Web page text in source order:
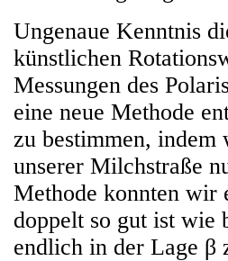
Ungenaue Kenntnis
künstlichen
Messungen des
eine neue Methode
zu bestimmen,
unserer Milchstraße
Methode konnten wir
doppelt so gut ist wie
endlich in der Lage β